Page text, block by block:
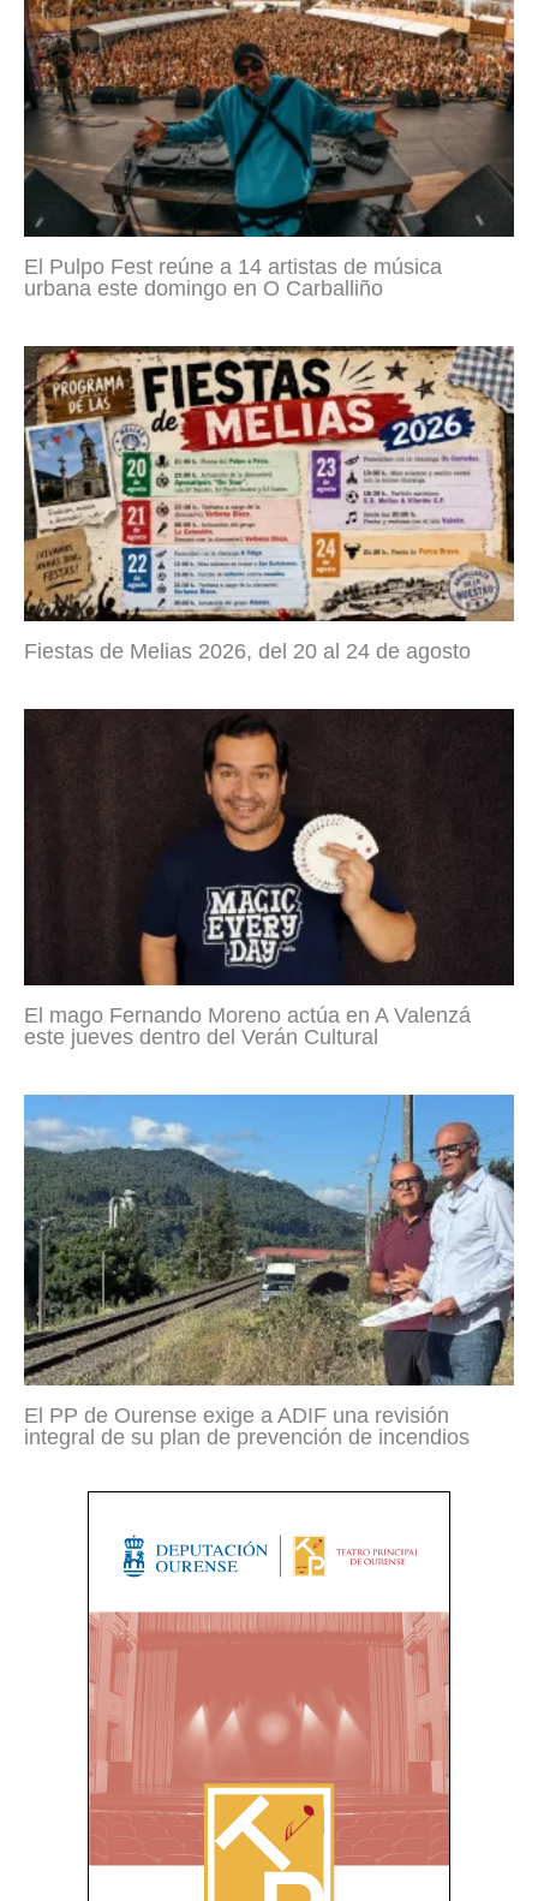
El Pulpo Fest reúne a 14 artistas de música
urbana este domingo en O Carballiño
Fiestas de Melias 2026, del 20 al 24 de agosto
El mago Fernando Moreno actúa en A Valenzá
este jueves dentro del Verán Cultural
El PP de Ourense exige a ADIF una revisión
integral de su plan de prevención de incendios